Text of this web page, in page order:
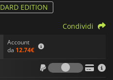
EDITION
Account
da 12.74€
Condividi